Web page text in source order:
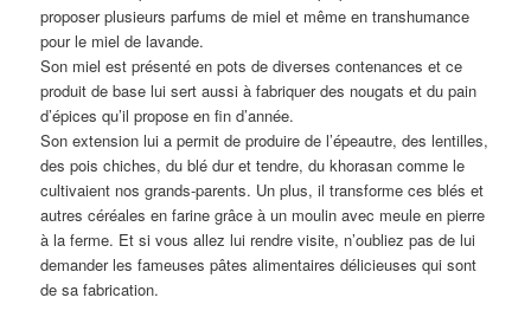
proposer plusieurs parfums de miel et même en transhumance
pour le miel de lavande.
Son miel est présenté en pots de diverses contenances et ce
produit de base lui sert aussi à fabriquer des nougats et du pain
d’épices qu’il propose en fin d’année.
Son extension lui a permit de produire de l’épeautre, des lentilles,
des pois chiches, du blé dur et tendre, du khorasan comme le
cultivaient nos grands-parents. Un plus, il transforme ces blés et
autres céréales en farine grâce à un moulin avec meule en pierre
à la ferme. Et si vous allez lui rendre visite, n’oubliez pas de lui
demander les fameuses pâtes alimentaires délicieuses qui sont
de sa fabrication.